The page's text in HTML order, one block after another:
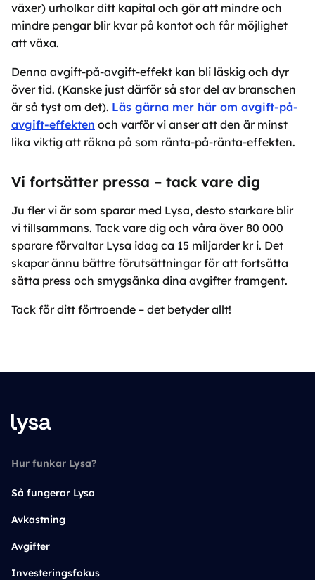
växer) urholkar ditt kapital och gör att mindre och
mindre pengar blir kvar på kontot och får möjlighet
att växa.
Denna avgift-på-avgift-effekt kan bli läskig och dyr
över tid. (Kanske just därför så stor del av branschen
är så tyst om det). Läs gärna mer här om avgift-på-
avgift-effekten och varför vi anser att den är minst
lika viktig att räkna på som ränta-på-ränta-effekten.
Vi fortsätter pressa – tack vare dig
Ju fler vi är som sparar med Lysa, desto starkare blir
vi tillsammans. Tack vare dig och våra över 80 000
sparare förvaltar Lysa idag ca 15 miljarder kr i. Det
skapar ännu bättre förutsättningar för att fortsätta
sätta press och smygsänka dina avgifter framgent.
Tack för ditt förtroende – det betyder allt!
Hur funkar Lysa?
Så fungerar Lysa
Avkastning
Avgifter
Investeringsfokus